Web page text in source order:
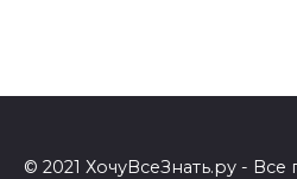
© 2021 ХочуВсеЗнать.ру -